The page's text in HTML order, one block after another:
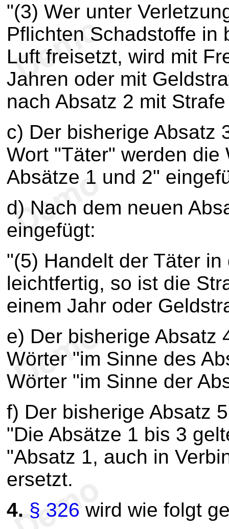
"(3) Wer unter
Pflichten Schadstoffe in
Luft freisetzt, wird mit
Jahren oder mit
nach Absatz 2 mit
c) Der bisherige Absatz
Wort "Täter" werden
Absätze 1 und 2"
d) Nach dem neuen
eingefügt:
"(5) Handelt der Täter
leichtfertig, so ist die
einem Jahr oder
e) Der bisherige Absatz
Wörter "im Sinne des
Wörter "im Sinne der
f) Der bisherige Absatz
"Die Absätze 1 bis 3
"Absatz 1, auch in
ersetzt.
4. § 326 wird wie folgt